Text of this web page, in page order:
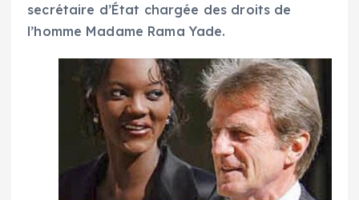
secrétaire d’État chargée des droits de
l’homme Madame Rama Yade.